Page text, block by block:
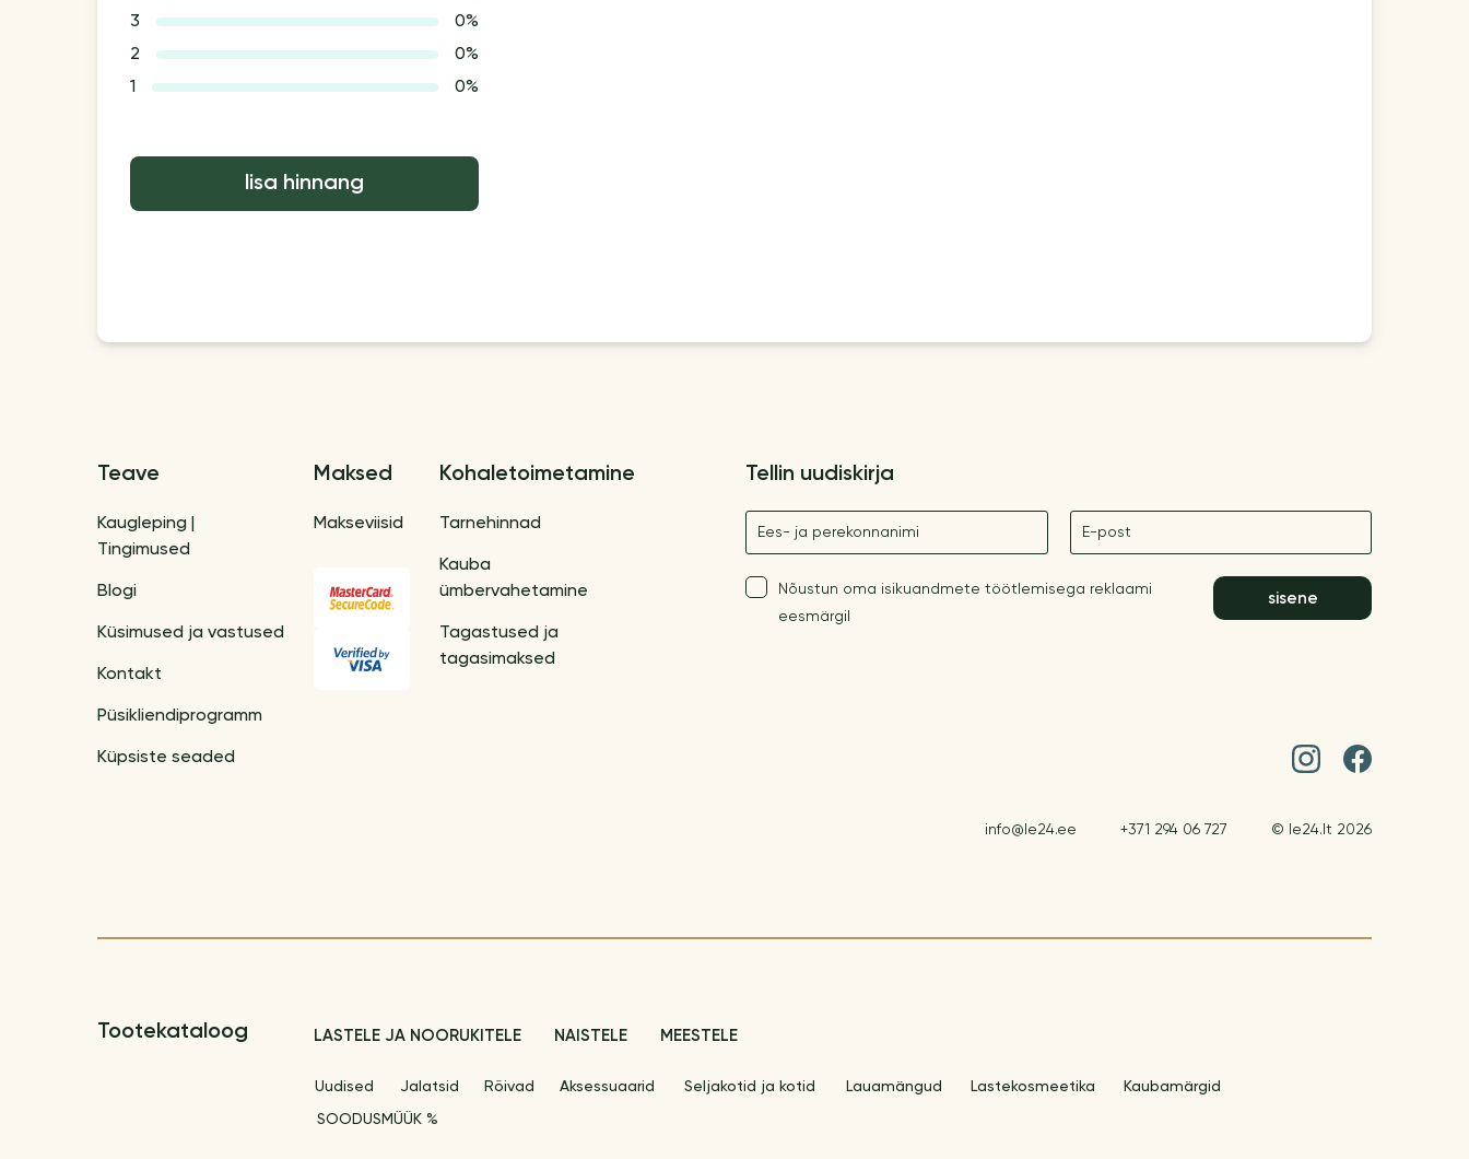
3
0%
2
0%
1
0%
lisa hinnang
Teave
Kaugleping |
Tingimused
Blogi
Küsimused ja vastused
Kontakt
Püsikliendiprogramm
Küpsiste seaded
Maksed
Makseviisid
Kohaletoimetamine
Tarnehinnad
Kauba
ümbervahetamine
Tagastused ja
tagasimaksed
Tellin uudiskirja
Nimetus E-post
Nõustun oma isikuandmete töötlemisega reklaami
eesmärgil
sisene
info@le24.ee +371 294 06 727 © le24.lt 2026
Tootekataloog LASTELE JA NOORUKITELE NAISTELE MEESTELE
Uudised Jalatsid Rõivad Aksessuaarid Seljakotid ja kotid Lauamängud Lastekosmeetika Kaubamärgid
SOODUSMÜÜK %